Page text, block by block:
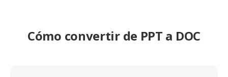
Cómo convertir de PPT a DOC